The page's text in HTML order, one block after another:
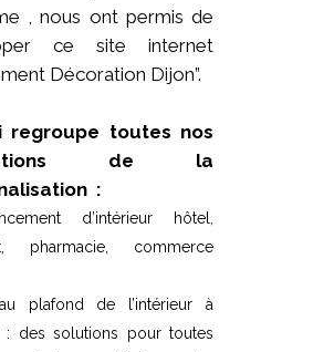
, nous ont permis de
ce site internet
Décoration Dijon”.
regroupe toutes nos
de la
:
d’intérieur hôtel,
pharmacie, commerce
plafond de l’intérieur à
: des solutions pour toutes